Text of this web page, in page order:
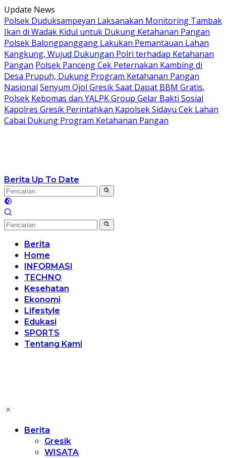
Langsung
ke
konten
Update News
Polsek Duduksampeyan Laksanakan Monitoring Tambak
Ikan di Wadak Kidul untuk Dukung Ketahanan Pangan
Polsek Balongpanggang Lakukan Pemantauan Lahan
Kangkung, Wujud Dukungan Polri terhadap Ketahanan
Pangan Polsek Panceng Cek Peternakan Kambing di
Desa Prupuh, Dukung Program Ketahanan Pangan
Nasional Senyum Ojol Gresik Saat Dapat BBM Gratis,
Polsek Kebomas dan YALPK Group Gelar Bakti Sosial
Kapolres Gresik Perintahkan Kapolsek Sidayu Cek Lahan
Cabai Dukung Program Ketahanan Pangan
Berita Up To Date
Berita
Home
INFORMASI
TECHNO
Kesehatan
Ekonomi
Lifestyle
Edukasi
SPORTS
Tentang Kami
Berita
Gresik
WISATA